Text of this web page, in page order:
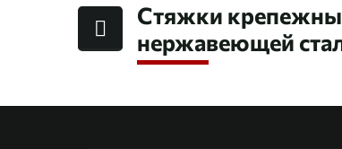
Стяжки
нержавеющей